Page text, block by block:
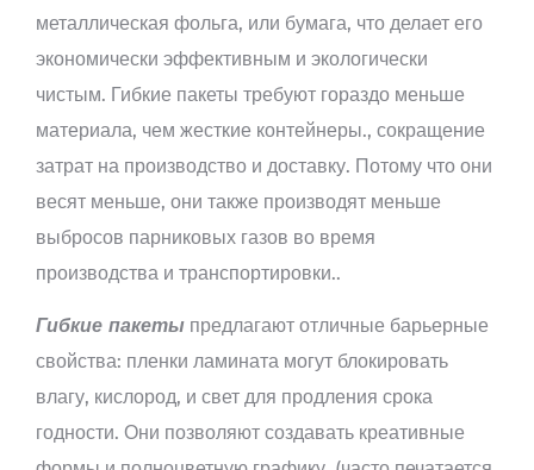
металлическая фольга, или бумага, что делает его
экономически эффективным и экологически
чистым. Гибкие пакеты требуют гораздо меньше
материала, чем жесткие контейнеры., сокращение
затрат на производство и доставку. Потому что они
весят меньше, они также производят меньше
выбросов парниковых газов во время
производства и транспортировки..
Гибкие пакеты предлагают отличные барьерные
свойства: пленки ламината могут блокировать
влагу, кислород, и свет для продления срока
годности. Они позволяют создавать креативные